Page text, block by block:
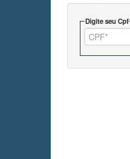
Digite seu Cpf